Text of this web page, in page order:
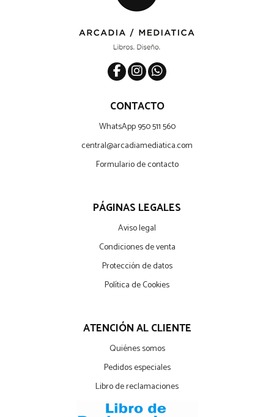
CONTACTO
WhatsApp 950 511 560
central@arcadiamediatica.com
Formulario de contacto
PÁGINAS LEGALES
Aviso legal
Condiciones de venta
Protección de datos
Política de Cookies
ATENCIÓN AL CLIENTE
Quiénes somos
Pedidos especiales
Libro de reclamaciones